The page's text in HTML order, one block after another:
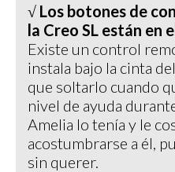
√ Los botones de
la Creo SL están en
Existe un control
instala bajo la cinta
que soltarlo cuando
nivel de ayuda
Amelia lo tenía y le
acostumbrarse a él,
sin querer.